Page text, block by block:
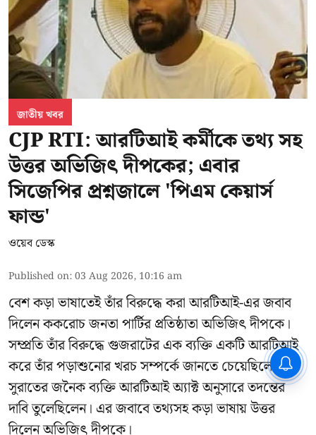
জাতীয় খবর
CJP RTI: আরটিআই কর্মীকে তথ্য সহ
উত্তর অভিজিৎ দীপকের; এবার
সিজেপির প্রশ্নজালে 'পিএম কেয়ার্স
ফান্ড'
ওয়েব ডেস্ক
Published on:03 Aug 2026, 10:16 am
বেশ কড়া ভাষাতেই তাঁর বিরুদ্ধে করা আরটিআই-এর জবাব
দিলেন ককরোচ জনতা পার্টির প্রতিষ্ঠাতাঅভিজিৎ দীপকে।
সম্প্রতি তাঁর বিরুদ্ধে গুজরাটের এক ব্যক্তি একটি আরটিআই
করে তাঁর পড়াশুনোর খরচ সম্পর্কে জানতে চেয়েছিলেন।
সুরাতের জনৈক ব্যক্তি আরটিআই অ্যাক্ট অনুসারে তদন্তের
দাবি তুলেছিলেন। এর জবাবে তথ্যসহ কড়া ভাষায় উত্তর
দিলেন অভিজিৎ দীপকে।
CPIM: ৬০ লক্ষ নাম বিবেচনাধীন রেখে
ভোট ঘোষণার প্রতিবাদ - আদালতের
দ্বারস্থ হবে সিপিআইএম